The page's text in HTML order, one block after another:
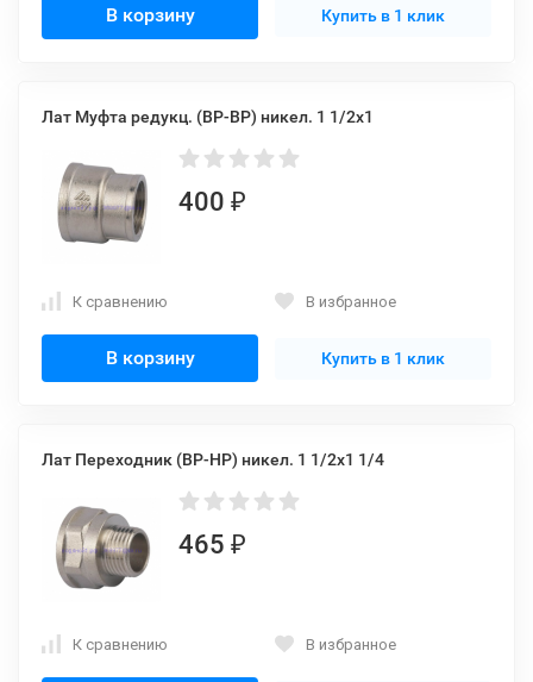
В корзину Купить в 1 клик
Лат Муфта редукц. (ВР-ВР) никел. 1 1/2x1
400 ₽
К сравнению В избранное
В корзину Купить в 1 клик
Лат Переходник (ВР-НР) никел. 1 1/2x1 1/4
465 ₽
К сравнению В избранное